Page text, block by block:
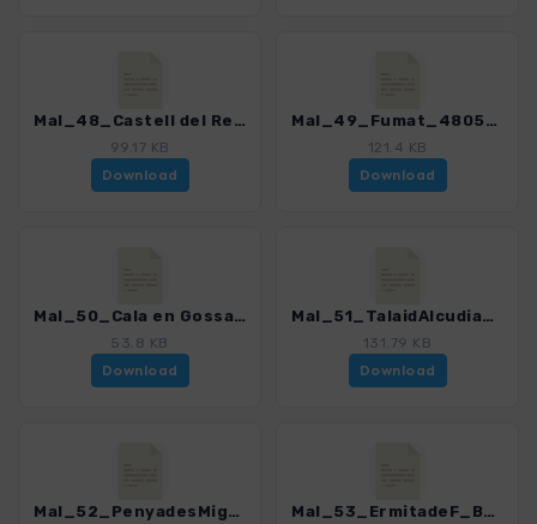
Mal_48_Castell del Rei_4805_4.gpx
99.17 KB
Download
Mal_49_Fumat_4805_4.gpx
121.4 KB
Download
Mal_50_Cala en GossalF_Ba_4805_4.gpx
53.8 KB
Download
Mal_51_TalaidAlcudia_4805_4.gpx
131.79 KB
Download
Mal_52_PenyadesMigdia_4805_4.gpx Mal_53_ErmitadeF_Betlem_4805_4.gpx